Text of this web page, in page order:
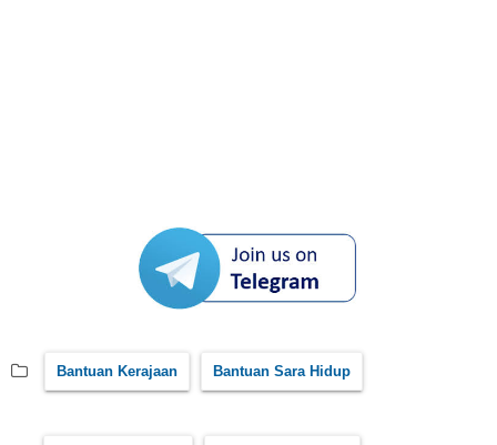
Bantuan Kerajaan Bantuan Sara Hidup